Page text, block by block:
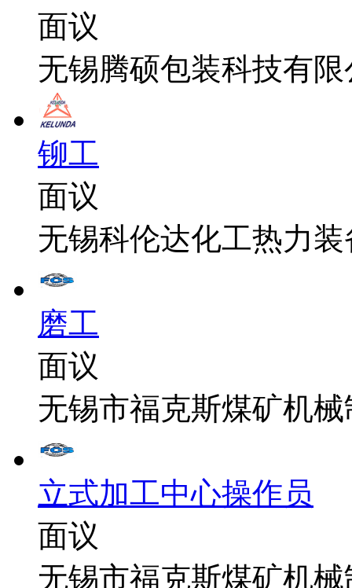
面议
无锡腾硕包装科技有限
铆工
面议
无锡科伦达化工热力
磨工
面议
无锡市福克斯煤矿机
立式加工中心操作员
面议
无锡市福克斯煤矿机